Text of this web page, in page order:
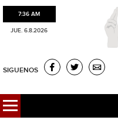
7:36 AM
JUE. 6.8.2026
SIGUENOS